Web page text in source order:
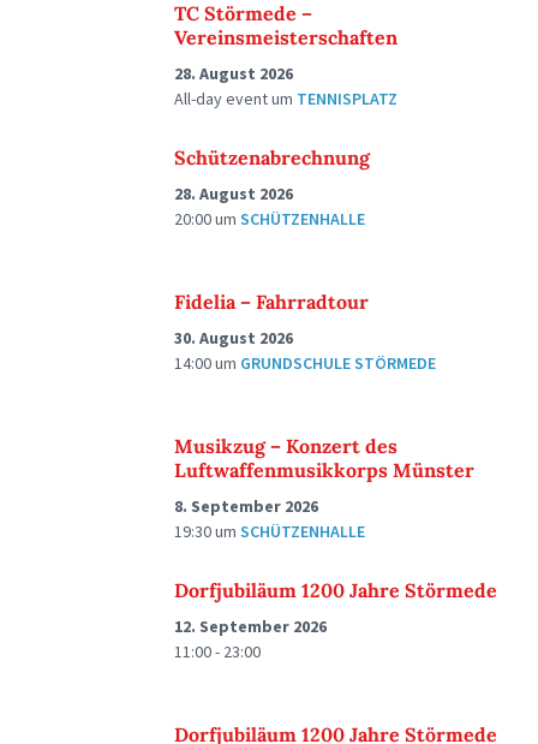
TC Störmede –
Vereinsmeisterschaften
28. August 2026
All-day eventum TENNISPLATZ
Schützenabrechnung
28. August 2026
20:00um SCHÜTZENHALLE
Fidelia – Fahrradtour
30. August 2026
14:00um GRUNDSCHULE STÖRMEDE
Musikzug – Konzert des
Luftwaffenmusikkorps Münster
8. September 2026
19:30um SCHÜTZENHALLE
Dorfjubiläum 1200 Jahre Störmede
12. September 2026
11:00 - 23:00
Dorfjubiläum 1200 Jahre Störmede